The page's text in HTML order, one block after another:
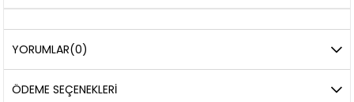
YORUMLAR(0)
ÖDEME SEÇENEKLERI